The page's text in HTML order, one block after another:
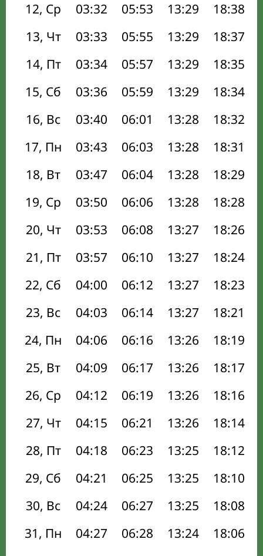
12, Ср
03:32 05:53 13:29 18:38
13, Чт
03:33 05:55 13:29 18:37
14, Пт
03:34 05:57 13:29 18:35
15, Сб
03:36 05:59 13:29 18:34
16, Вс
03:40 06:01 13:28 18:32
17, Пн
03:43 06:03 13:28 18:31
18, Вт
03:47 06:04 13:28 18:29
19, Ср
03:50 06:06 13:28 18:28
20, Чт
03:53 06:08 13:27 18:26
21, Пт
03:57 06:10 13:27 18:24
22, Сб
04:00 06:12 13:27 18:23
23, Вс
04:03 06:14 13:27 18:21
24, Пн
04:06 06:16 13:26 18:19
25, Вт
04:09 06:17 13:26 18:17
26, Ср
04:12 06:19 13:26 18:16
27, Чт
04:15 06:21 13:26 18:14
28, Пт
04:18 06:23 13:25 18:12
29, Сб
04:21 06:25 13:25 18:10
30, Вс
04:24 06:27 13:25 18:08
31, Пн
04:27 06:28 13:24 18:06